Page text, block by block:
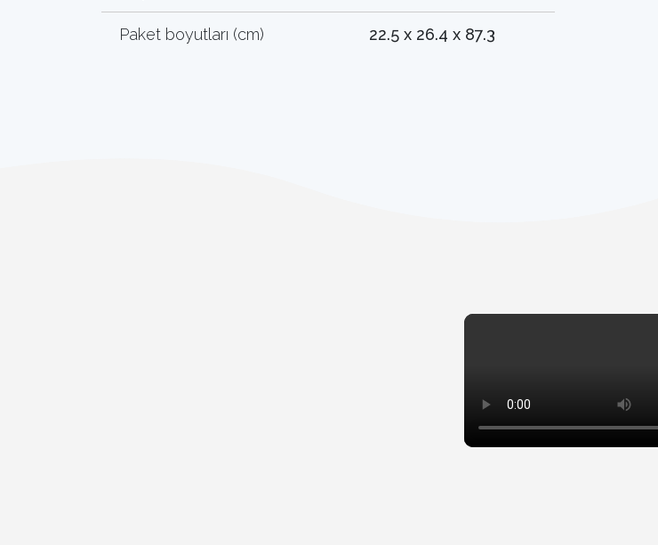
Paket boyutları (cm) 22.5 x 26.4 x 87.3